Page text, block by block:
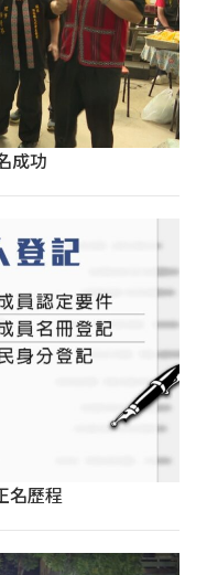
成功
名歷程